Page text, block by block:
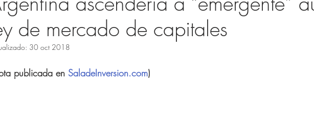
de mercado de capitales
30 oct 2018
publicada en SaladeInversion.com)